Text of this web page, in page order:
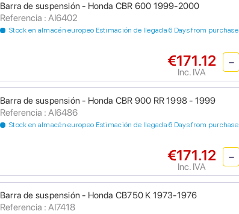
Barra de suspensión - Honda CBR 600 1999-2000
Referencia : AI6402
Stock en almacén europeo Estimación de llegada 6 Days from purchase
€171.12
Inc. IVA
Barra de suspensión - Honda CBR 900 RR 1998 - 1999
Referencia : AI6486
Stock en almacén europeo Estimación de llegada 6 Days from purchase
€171.12
Inc. IVA
Barra de suspensión - Honda CB750 K 1973-1976
Referencia : AI7418